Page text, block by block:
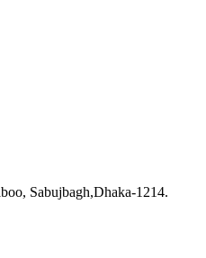
Sabujbagh,Dhaka-1214.